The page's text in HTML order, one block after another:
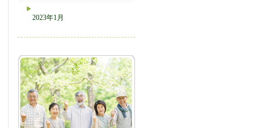
2023年1月